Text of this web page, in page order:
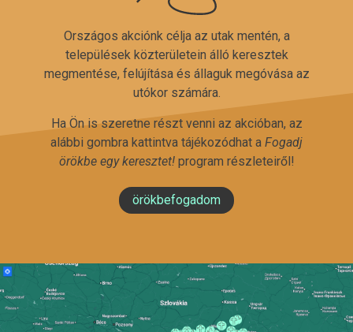
Országos akciónk célja az utak mentén, a
települések közterületein álló keresztek
megmentése, felújítása és állaguk megóvása az
utókor számára.
Ha Ön is szeretne részt venni az akcióban, az
alábbi gombra kattintva tájékozódhat a Fogadj
örökbe egy keresztet!program részleteiről!
örökbefogadom